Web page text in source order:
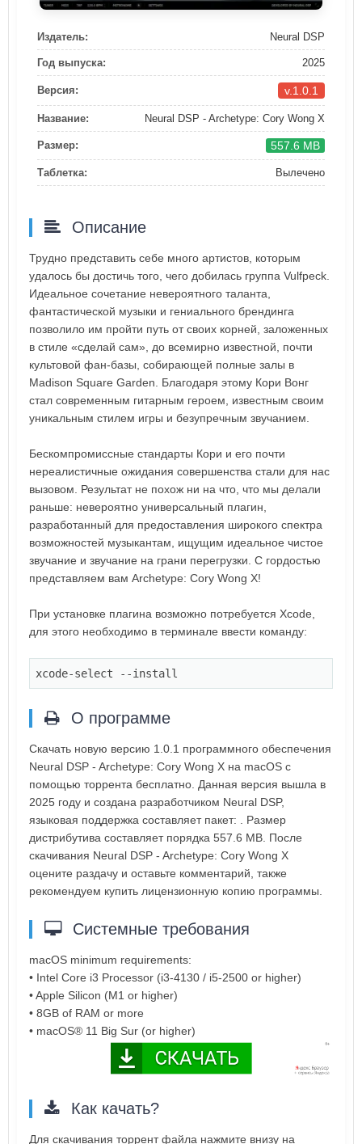
Издатель: Neural DSP
Год выпуска: 2025
Версия: v.1.0.1
Название: Neural DSP - Archetype: Cory Wong X
Размер: 557.6 MB
Таблетка: Вылечено
Описание
Трудно представить себе много артистов, которым
удалось бы достичь того, чего добилась группа Vulfpeck.
Идеальное сочетание невероятного таланта,
фантастической музыки и гениального брендинга
позволило им пройти путь от своих корней, заложенных
в стиле «сделай сам», до всемирно известной, почти
культовой фан-базы, собирающей полные залы в
Madison Square Garden. Благодаря этому Кори Вонг
стал современным гитарным героем, известным своим
уникальным стилем игры и безупречным звучанием.
Бескомпромиссные стандарты Кори и его почти
нереалистичные ожидания совершенства стали для нас
вызовом. Результат не похож ни на что, что мы делали
раньше: невероятно универсальный плагин,
разработанный для предоставления широкого спектра
возможностей музыкантам, ищущим идеальное чистое
звучание и звучание на грани перегрузки. С гордостью
представляем вам Archetype: Cory Wong X!
При установке плагина возможно потребуется Xcode,
для этого необходимо в терминале ввести команду:
xcode-select --install
О программе
Скачать новую версию 1.0.1 программного обеспечения
Neural DSP - Archetype: Cory Wong X на macOS с
помощью торрента бесплатно. Данная версия вышла в
2025 году и создана разработчиком Neural DSP,
языковая поддержка составляет пакет: . Размер
дистрибутива составляет порядка 557.6 MB. После
скачивания Neural DSP - Archetype: Cory Wong X
оцените раздачу и оставьте комментарий, также
рекомендуем купить лицензионную копию программы.
Системные требования
macOS minimum requirements:
• Intel Core i3 Processor (i3-4130 / i5-2500 or higher)
• Apple Silicon (M1 or higher)
• 8GB of RAM or more
• macOS® 11 Big Sur (or higher)
Как качать?
Для скачивания торрент файла нажмите внизу на